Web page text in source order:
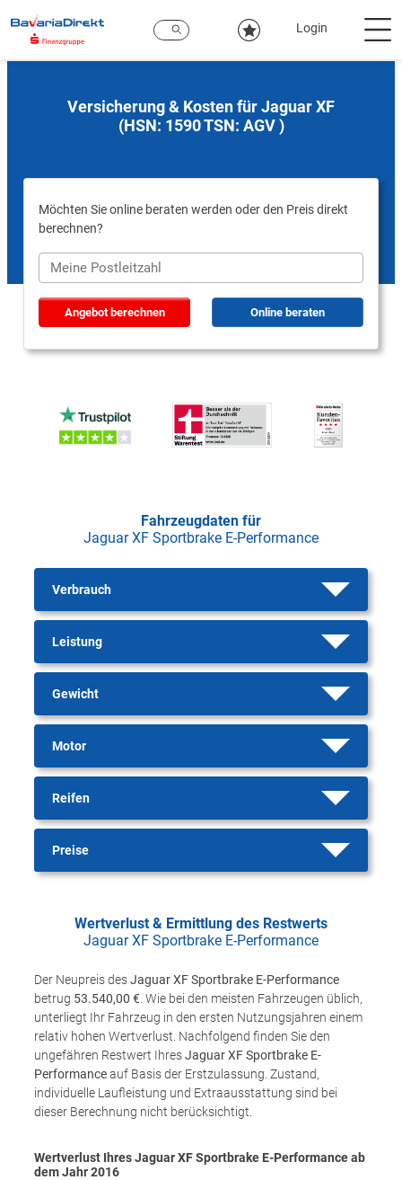
Hauptinhalt
Login
Versicherung & Kosten für Jaguar XF
(HSN: 1590 TSN: AGV )
Möchten Sie online beraten werden oder den Preis direkt
berechnen?
Angebot berechnen Online beraten
Fahrzeugdaten für
Jaguar XF Sportbrake E-Performance
Verbrauch
Leistung
Gewicht
Motor
Reifen
Preise
Wertverlust & Ermittlung des Restwerts
Jaguar XF Sportbrake E-Performance
Der Neupreis desJaguar XF Sportbrake E-Performance
betrug 53.540,00 € . Wie bei den meisten Fahrzeugen üblich,
unterliegt Ihr Fahrzeug in den ersten Nutzungsjahren einem
relativ hohen Wertverlust. Nachfolgend finden Sie den
ungefähren Restwert IhresJaguar XF Sportbrake E-
Performanceauf Basis der Erstzulassung. Zustand,
individuelle Laufleistung und Extraausstattung sind bei
dieser Berechnung nicht berücksichtigt.
Wertverlust Ihres Jaguar XF Sportbrake E-Performance ab
dem Jahr2016